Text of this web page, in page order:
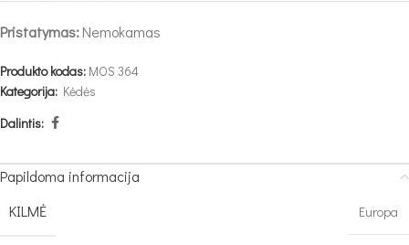
Pristatymas:Nemokamas
Produkto kodas: MOS 364
Kategorija: Kėdės
Dalintis:
Papildoma informacija
KILMĖ
Europa